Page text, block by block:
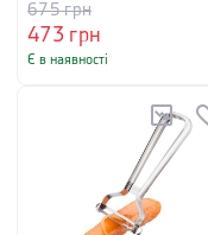
473 грн
675грн
Є в наявності